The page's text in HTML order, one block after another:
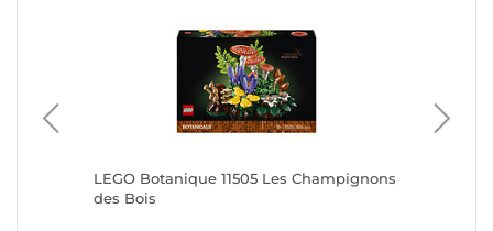
LEGO Botanique 11505 Les Champignons
des Bois